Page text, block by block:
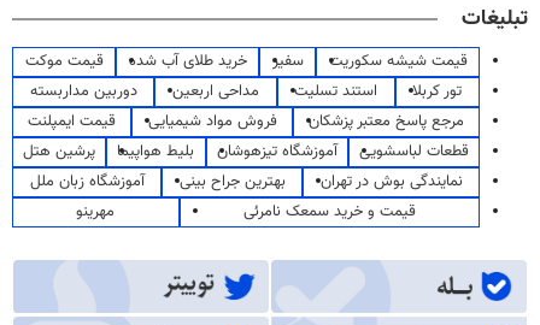
تبلیغات
قیمت شیشه سکوریت سفیر خرید طلای آب شده
قیمت موکت
تور کربلا
استند تسلیت مداحی اربعین
دوربین مداربسته
مرجع پاسخ معتبر پزشکان
فروش مواد شیمیایی
قیمت ایمپلنت
قطعات لباسشویی
آموزشگاه تیزهوشان بلیط هواپیما
پرشین هتل
نمایندگی بوش در تهران
بهترین جراح بینی
آموزشگاه زبان ملل
قیمت و خرید سمعک نامرئی
مهرینو